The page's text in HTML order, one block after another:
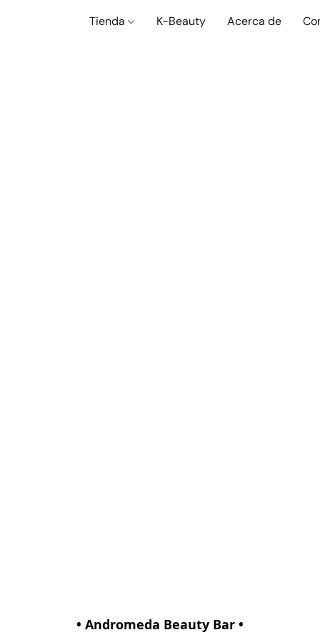
Tienda K-Beauty Acerca de
• Andromeda Beauty Bar •